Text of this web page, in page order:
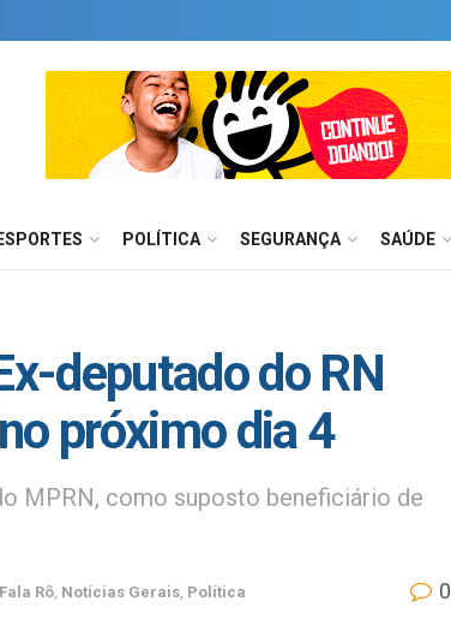
ESPORTES POLÍTICA SEGURANÇA SAÚDE
deputado do RN
próximo dia 4
MPRN, como suposto beneficiário de
Fala Rô Notícias Gerais Política 0